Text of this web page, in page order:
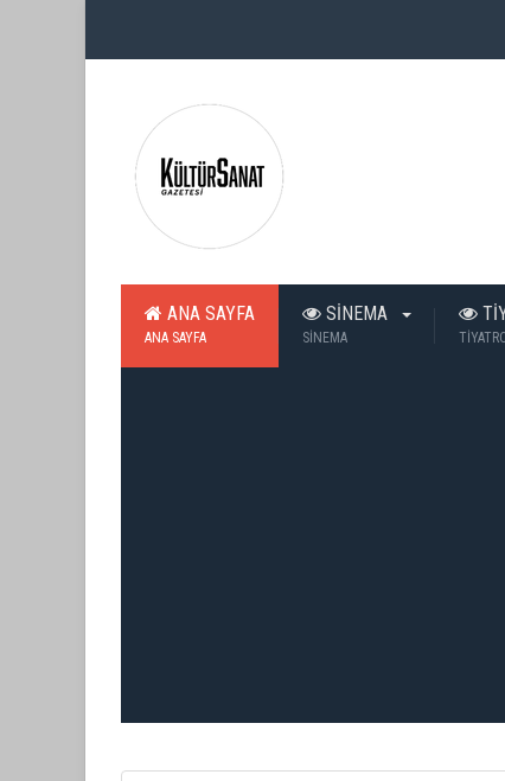
ANA SAYFA
ANA SAYFA
SİNEMA
SİNEMA